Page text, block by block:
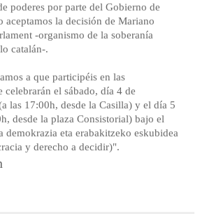
poderes por parte del Gobierno de
aceptamos la decisión de Mariano
-organismo de la soberanía
catalán-.
a que participéis en las
celebrarán el sábado, día 4 de
las 17:00h, desde la Casilla) y el día 5
desde la plaza Consistorial) bajo el
demokrazia eta erabakitzeko eskubidea
y derecho a decidir)".